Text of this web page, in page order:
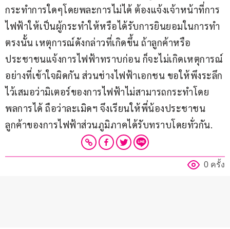
กระทำการใดๆโดยพละการไม่ได้ ต้องแจ้งเจ้าหน้าที่การ
ไฟฟ้าให้เป็นผู้กระทำให้หรือได้รับการยินยอมในการทำ
ตรงนั้น เหตุการณ์ดังกล่าวที่เกิดขึ้น ถ้าลูกค้าหรือ
ประชาชนแจ้งการไฟฟ้าทราบก่อน ก็จะไม่เกิดเหตุการณ์
อย่างที่เข้าใจผิดกัน ส่วนช่างไฟฟ้าเอกชน ขอให้พึงระลึก
ไว้เสมอว่ามิเตอร์ของการไฟฟ้าไม่สามารถกระทำโดย
พลการได้ ถือว่าละเมิดฯ จึงเรียนให้พี่น้องประชาชน
ลูกค้าของการไฟฟ้าส่วนภูมิภาคได้รับทราบโดยทั่วกัน.
0 ครั้ง